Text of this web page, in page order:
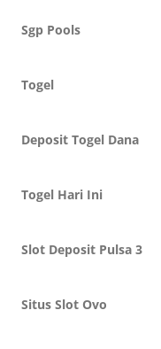
Sgp Pools
Togel
Deposit Togel Dana
Togel Hari Ini
Slot Deposit Pulsa 3
Situs Slot Ovo